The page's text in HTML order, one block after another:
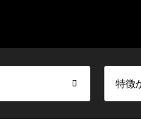
特徴